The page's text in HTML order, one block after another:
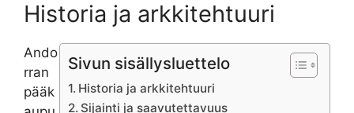
Historia ja arkkitehtuuri
Sivun sisällysluettelo
Historia ja arkkitehtuuri
Sijainti ja saavutettavuus
Ando
rran
pääk